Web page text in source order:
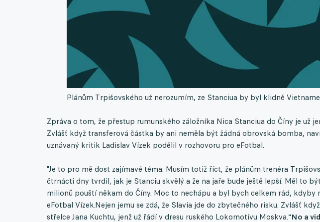
Plánům Trpišovského už nerozumím, ze Stanciua by byl klidně
Zpráva o tom, že přestup rumunského záložníka Nica Stanciua do Číny je už
Zvlášť když transferová částka by ani neměla být žádná obrovská bomba,
uznávaný kritik Ladislav Vízek podělil v rozhovoru pro eFotbal.
"Je to pro mě dost zajímavé téma. Musím totiž říct, že plánům trenéra
čtrnácti dny tvrdil, jak je Stanciu skvělý a že na jaře bude ještě lepší. Měl to
milionů pouští někam do Číny. Moc to nechápu a byl bych celkem rád,
eFotbal Vízek.Nejen jemu se zdá, že Slavia jde do zbytečného risku. Zvlášť
střelce Jana Kuchtu, jenž už řádí v dresu ruského Lokomotivu Moskva."No a